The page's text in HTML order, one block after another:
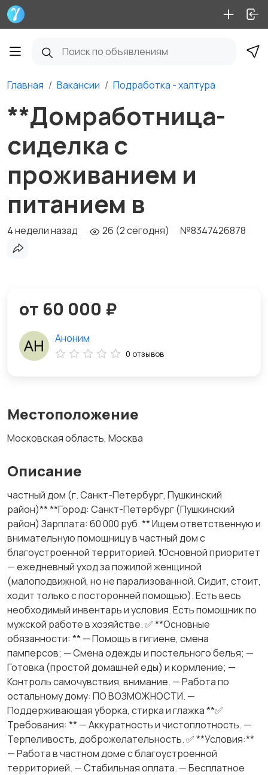
Главная Вакансии Подработка - халтура
**Домработница-
сиделка с
проживанием и
питанием в
4 недели назад 26 (2 сегодня) №8347426878
Местоположение
Московская область, Москва
Описание
частный дом (г. Санкт-Петербург, Пушкинский
район)** **Город: Санкт-Петербург (Пушкинский
район) Зарплата: 60 000 руб. ** Ищем ответственную и
внимательную помощницу в частный дом с
благоустроенной территорией. ❗️Основной приоритет
— ежедневный уход за пожилой женщиной
(малоподвижной, но не парализованной. Сидит, стоит,
ходит только с посторонней помощью). Есть весь
необходимый инвентарь и условия. Есть помощник по
мужской работе в хозяйстве. ✅ **Основные
обязанности: ** — Помощь в гигиене, смена
памперсов; — Смена одежды и постельного белья; —
Готовка (простой домашней еды) и кормление; —
Контроль самочувствия, внимание. — Работа по
остальному дому: ПО ВОЗМОЖНОСТИ. —
Поддерживающая уборка, стирка и глажка **✅
Требования: ** — Аккуратность и чистоплотность. —
Терпеливость, доброжелательность. ✅ **Условия:**
— Работа в частном доме с благоустроенной
территорией. — Стабильная оплата. — Бесплатное
от 60 000 ₽
Аноним
0 отзывов